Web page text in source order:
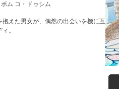
ム コ・ドゥシム
えた男女が、偶然の出会いを機に互
。